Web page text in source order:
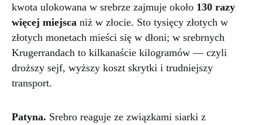
kwota ulokowana w srebrze zajmuje około 130 razy
więcej miejsca niż w złocie. Sto tysięcy złotych w
złotych monetach mieści się w dłoni; w srebrnych
Krugerrandach to kilkanaście kilogramów — czyli
droższy sejf, wyższy koszt skrytki i trudniejszy
transport.
Patyna. Srebro reaguje ze związkami siarki z